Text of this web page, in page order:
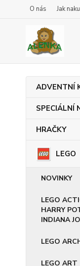
O nás Jak
ADVENTNÍ
SPECIÁLNÍ
HRAČKY
LEGO
NOVINKY
LEGO
HARRY
INDIANA
LEGO
LEGO ART